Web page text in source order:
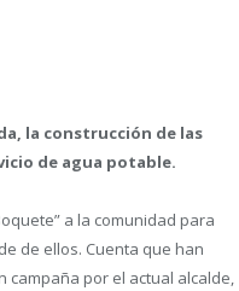
la construcción de las
de agua potable.
a la comunidad para
de ellos. Cuenta que han
por el actual alcalde,